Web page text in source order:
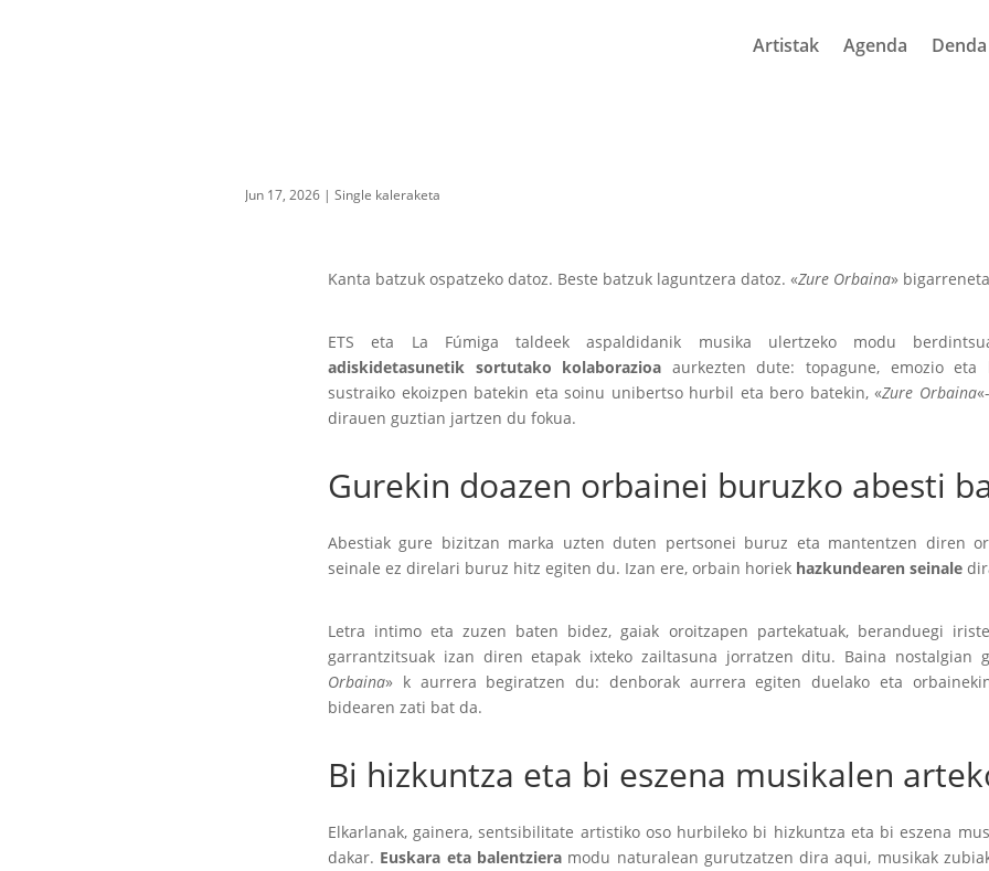
Artistak Agenda Denda
Jun 17, 2026 | Single kaleraketa
Kanta batzuk ospatzeko datoz. Beste batzuk laguntzera datoz. «Zure Orbaina»
ETS eta La Fúmiga taldeek aspaldidanik musika ulertzeko modu
adiskidetasunetik sortutako kolaborazioa aurkezten dute: topagune, emozio eta
sustraiko ekoizpen batekin eta soinu unibertso hurbil eta bero batekin, «Zure Orbaina
dirauen guztian jartzen du fokua.
Gurekin doazen orbainei buruzko abesti
Abestiak gure bizitzan marka uzten duten pertsonei buruz eta mantentzen diren
seinale ez direlari buruz hitz egiten du. Izan ere, orbain horiek hazkundearen seinale
Letra intimo eta zuzen baten bidez, gaiak oroitzapen partekatuak, beranduegi
garrantzitsuak izan diren etapak ixteko zailtasuna jorratzen ditu. Baina nostalgian
Orbaina» k aurrera begiratzen du: denborak aurrera egiten duelako eta
bidearen zati bat da.
Bi hizkuntza eta bi eszena musikalen
Elkarlanak, gainera, sentsibilitate artistiko oso hurbileko bi hizkuntza eta bi eszena
dakar. Euskara eta balentzieramodu naturalean gurutzatzen dira aqui, musikak